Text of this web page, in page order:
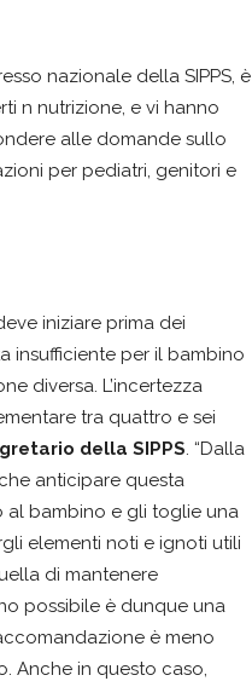
nazionale della SIPPS, è
n nutrizione, e vi hanno
alle domande sullo
per pediatri, genitori e
iniziare prima dei
insufficiente per il bambino
diversa. L’incertezza
tra quattro e sei
della SIPPS. “Dalla
anticipare questa
al bambino e gli toglie una
elementi noti e ignoti utili
di mantenere
possibile è dunque una
è meno
Anche in questo caso,